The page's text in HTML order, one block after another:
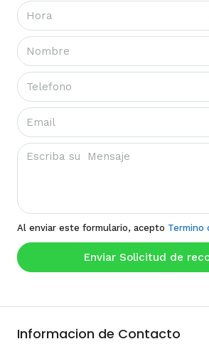
Hora
Al enviar este formulario, acepto Termino
Enviar Solicitud de
Informacion de Contacto